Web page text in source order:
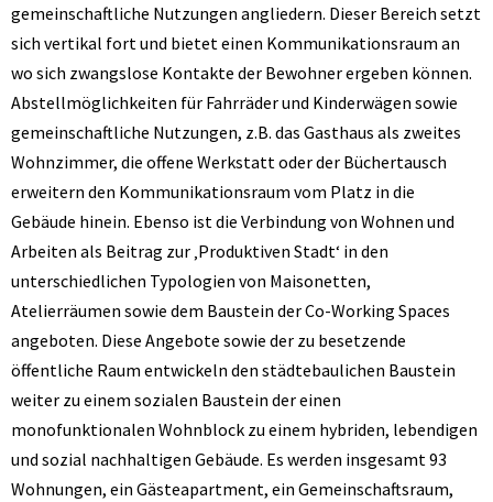
gemeinschaftliche Nutzungen angliedern. Dieser Bereich setzt
sich vertikal fort und bietet einen Kommunikationsraum an
wo sich zwangslose Kontakte der Bewohner ergeben können.
Abstellmöglichkeiten für Fahrräder und Kinderwägen sowie
gemeinschaftliche Nutzungen, z.B. das Gasthaus als zweites
Wohnzimmer, die offene Werkstatt oder der Büchertausch
erweitern den Kommunikationsraum vom Platz in die
Gebäude hinein. Ebenso ist die Verbindung von Wohnen und
Arbeiten als Beitrag zur ‚Produktiven Stadt‘ in den
unterschiedlichen Typologien von Maisonetten,
Atelierräumen sowie dem Baustein der Co-Working Spaces
angeboten. Diese Angebote sowie der zu besetzende
öffentliche Raum entwickeln den städtebaulichen Baustein
weiter zu einem sozialen Baustein der einen
monofunktionalen Wohnblock zu einem hybriden, lebendigen
und sozial nachhaltigen Gebäude. Es werden insgesamt 93
Wohnungen, ein Gästeapartment, ein Gemeinschaftsraum,